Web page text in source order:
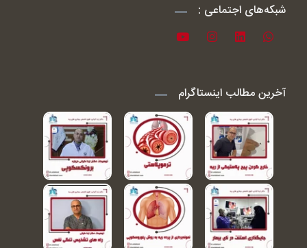
شبکه‌های اجتماعی :
آخرین مطالب اینستاگرام